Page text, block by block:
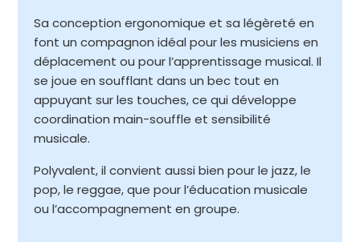
Sa conception ergonomique et sa légèreté en
font un compagnon idéal pour les musiciens en
déplacement ou pour l’apprentissage musical.​ Il
se joue en soufflant dans un bec tout en
appuyant sur les touches, ce qui développe
coordination main-souffle et sensibilité
musicale.​
Polyvalent, il convient aussi bien pour le jazz, le
pop, le reggae, que pour l’éducation musicale
ou l’accompagnement en groupe.​